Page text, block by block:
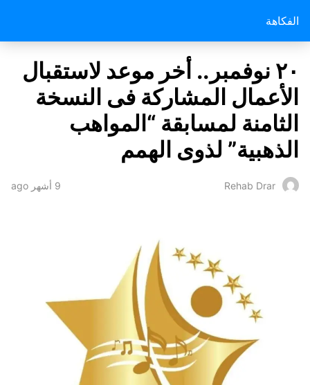
الفكاهة
٢٠ نوفمبر.. أخر موعد لاستقبال
الأعمال المشاركة فى النسخة
الثامنة لمسابقة “المواهب
الذهبية” لذوى الهمم
Rehab Drar 9 أشهر ago